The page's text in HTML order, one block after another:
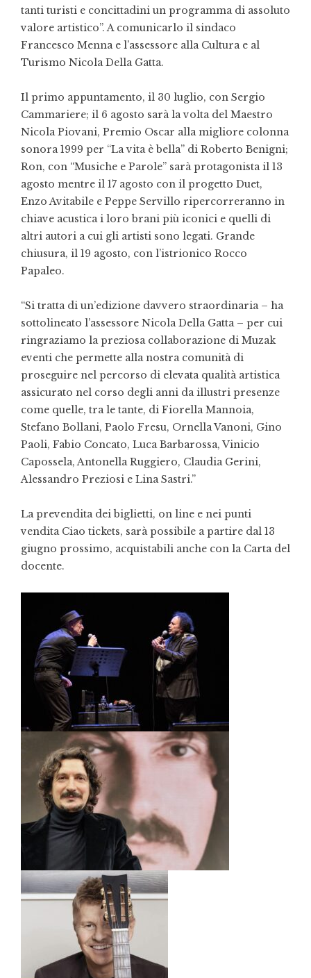
tanti turisti e concittadini un programma di assoluto
valore artistico”. A comunicarlo il sindaco
Francesco Menna e l’assessore alla Cultura e al
Turismo Nicola Della Gatta.
Il primo appuntamento, il 30 luglio, con Sergio
Cammariere; il 6 agosto sarà la volta del Maestro
Nicola Piovani, Premio Oscar alla migliore colonna
sonora 1999 per “La vita è bella” di Roberto Benigni;
Ron, con “Musiche e Parole” sarà protagonista il 13
agosto mentre il 17 agosto con il progetto Duet,
Enzo Avitabile e Peppe Servillo ripercorreranno in
chiave acustica i loro brani più iconici e quelli di
altri autori a cui gli artisti sono legati. Grande
chiusura, il 19 agosto, con l’istrionico Rocco
Papaleo.
“Si tratta di un’edizione davvero straordinaria – ha
sottolineato l’assessore Nicola Della Gatta – per cui
ringraziamo la preziosa collaborazione di Muzak
eventi che permette alla nostra comunità di
proseguire nel percorso di elevata qualità artistica
assicurato nel corso degli anni da illustri presenze
come quelle, tra le tante, di Fiorella Mannoia,
Stefano Bollani, Paolo Fresu, Ornella Vanoni, Gino
Paoli, Fabio Concato, Luca Barbarossa, Vinicio
Capossela, Antonella Ruggiero, Claudia Gerini,
Alessandro Preziosi e Lina Sastri.”
La prevendita dei biglietti, on line e nei punti
vendita Ciao tickets, sarà possibile a partire dal 13
giugno prossimo, acquistabili anche con la Carta del
docente.